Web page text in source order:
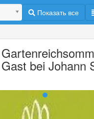
Показать все
Gast bei Johann